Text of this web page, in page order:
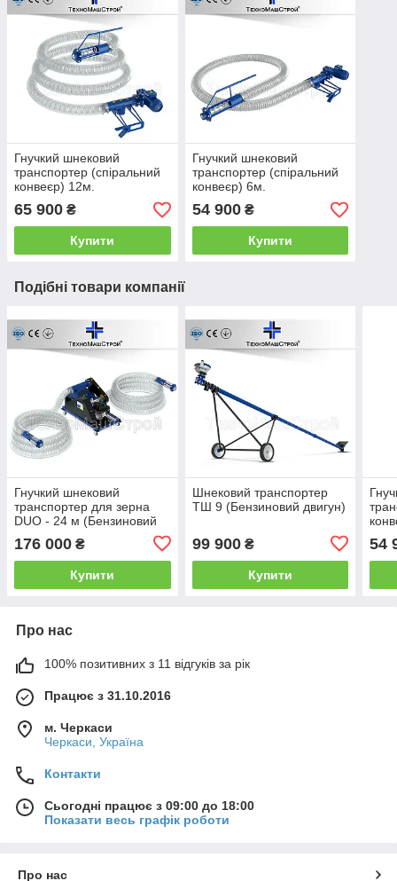
Гнучкий шнековий
транспортер (спіральний
конвеєр) 12м.
65 900 ₴
Купити
Гнучкий шнековий
транспортер (спіральний
конвеєр) 6м.
54 900₴
Купити
Подібні товари компанії
Гнучкий шнековий
транспортер для зерна
DUO - 24 м (Бензиновий
176 000 ₴
Купити
Шнековий транспортер
ТШ 9 (Бензиновий двигун)
99 900₴
Купити
54
Про нас
100% позитивних з 11 відгуків за рік
Працює з 31.10.2016
м. Черкаси
Черкаси, Україна
Контакти
Сьогодні працює з 09:00 до 18:00
Показати весь графік роботи
Про нас